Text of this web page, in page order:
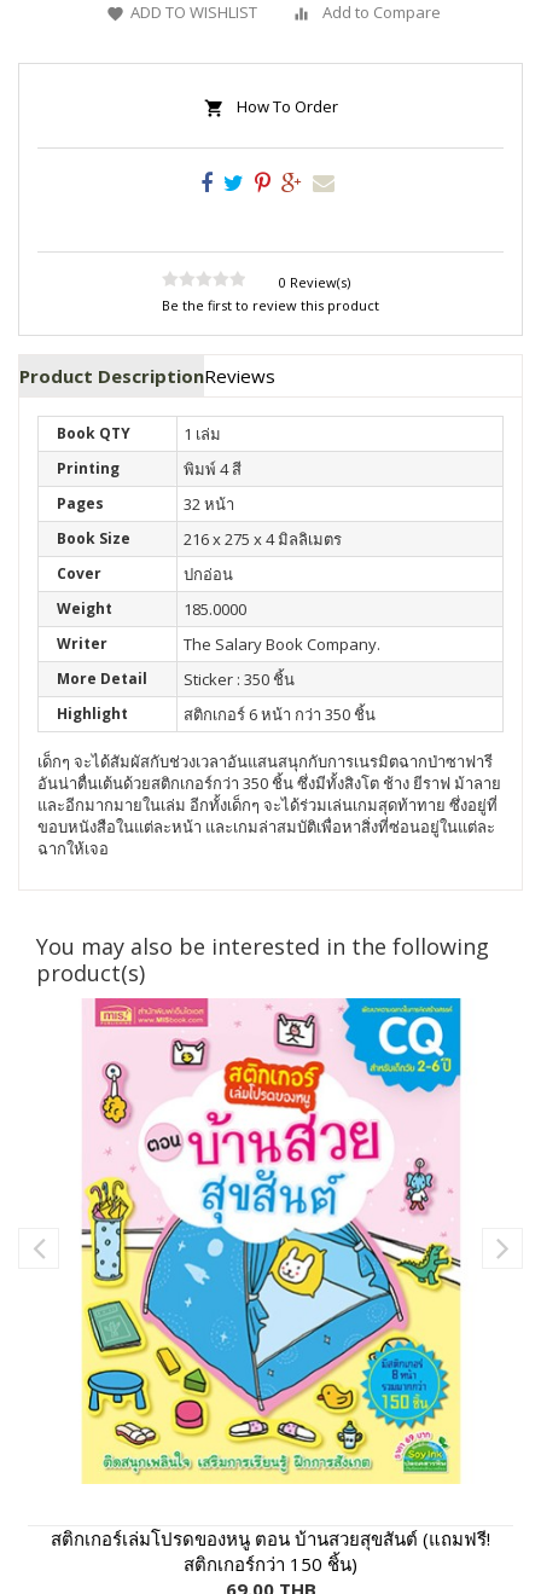
ADD TO WISHLIST Add to Compare
How To Order
0 Review(s)
Be the first to review this product
Product DescriptionReviews
Book QTY 1 เล่ม
Printing พิมพ์ 4 สี
Pages 32 หน้า
Book Size 216 x 275 x 4 มิลลิเมตร
Cover ปกอ่อน
Weight 185.0000
Writer The Salary Book Company.
More Detail Sticker : 350 ชิ้น
Highlight สติกเกอร์ 6 หน้า กว่า 350 ชิ้น
เด็กๆ จะได้สัมผัสกับช่วงเวลาอันแสนสนุกกับการเนรมิตฉากป่าซาฟารี
อันน่าตื่นเต้นด้วยสติกเกอร์กว่า 350 ชิ้น ซึ่งมีทั้งสิงโต ช้าง ยีราฟ ม้าลาย
และอีกมากมายในเล่ม อีกทั้งเด็กๆ จะได้ร่วมเล่นเกมสุดท้าทาย ซึ่งอยู่ที่
ขอบหนังสือในแต่ละหน้า และเกมล่าสมบัติเพื่อหาสิ่งที่ซ่อนอยู่ในแต่ละ
ฉากให้เจอ
You may also be interested in the following
product(s)
สติกเกอร์เล่มโปรดของหนู ตอน บ้านสวยสุขสันต์ (แถมฟรี!
สติกเกอร์กว่า 150 ชิ้น)